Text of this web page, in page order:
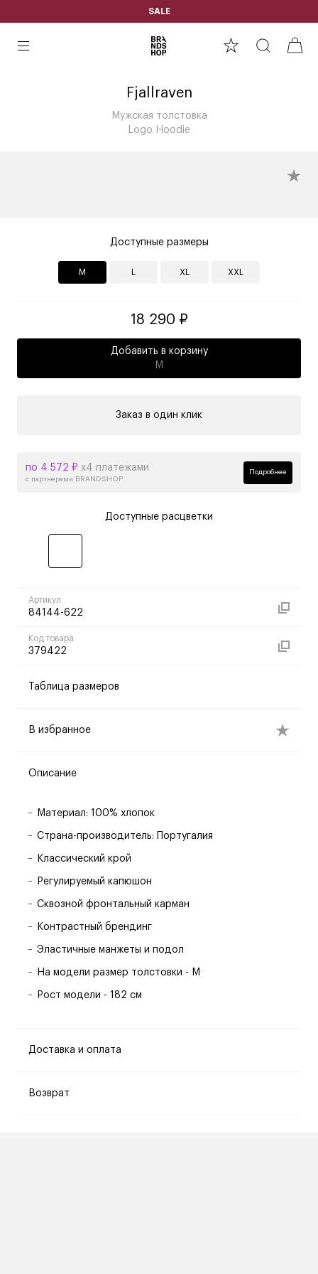
SALE
Fjallraven
Мужская толстовка
Logo Hoodie
Доступные размеры
M XL XXL
18 290 ₽
Добавить в корзину
M
Заказ в один клик
по 4 572 ₽ х4 платежами
с партнерами BRANDSHOP
Подробнее
Доступные расцветки
Артикул
84144-622
Код товара
379422
Таблица размеров
В избранное
Описание
Материал: 100% хлопок
Страна-производитель: Португалия
Классический крой
Регулируемый капюшон
Сквозной фронтальный карман
Контрастный брендинг
Эластичные манжеты и подол
На модели размер толстовки - M
Рост модели - 182 см
Доставка и оплата
Возврат